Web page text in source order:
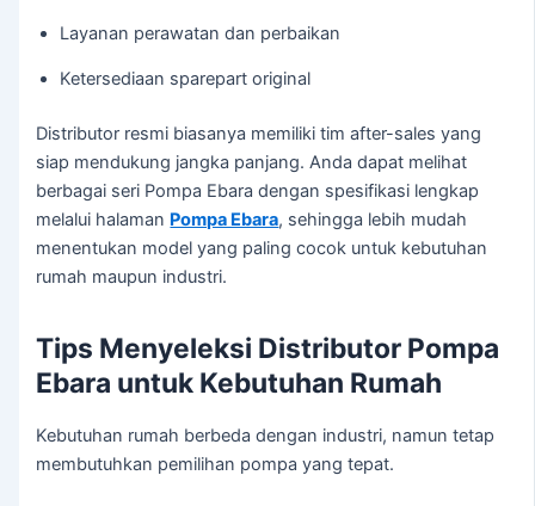
Layanan perawatan dan perbaikan
Ketersediaan sparepart original
Distributor resmi biasanya memiliki tim after-sales yang
siap mendukung jangka panjang. Anda dapat melihat
berbagai seri Pompa Ebara dengan spesifikasi lengkap
melalui halaman Pompa Ebara, sehingga lebih mudah
menentukan model yang paling cocok untuk kebutuhan
rumah maupun industri.
Tips Menyeleksi Distributor Pompa
Ebara untuk Kebutuhan Rumah
Kebutuhan rumah berbeda dengan industri, namun tetap
membutuhkan pemilihan pompa yang tepat.